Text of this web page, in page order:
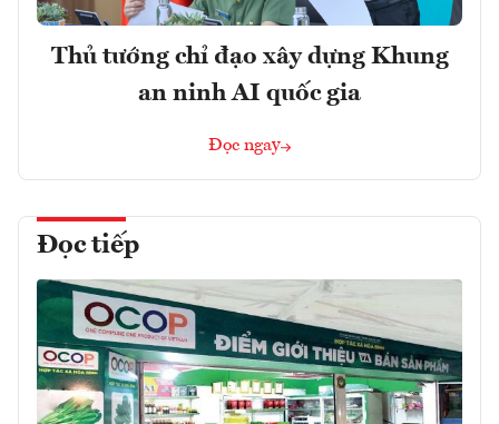
Thủ tướng chỉ đạo xây dựng Khung
an ninh AI quốc gia
Đọc ngay
Đọc tiếp